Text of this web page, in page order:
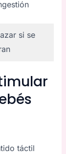
si se
táctil